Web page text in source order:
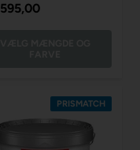
595,00
PRISMATCH